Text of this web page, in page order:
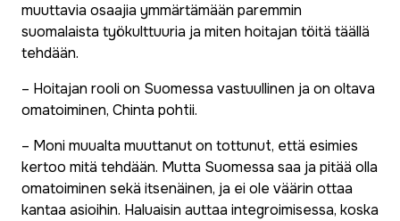
muuttavia osaajia ymmärtämään paremmin
suomalaista työkulttuuria ja miten hoitajan töitä täällä
tehdään.
– Hoitajan rooli on Suomessa vastuullinen ja on oltava
omatoiminen, Chinta pohtii.
– Moni muualta muuttanut on tottunut, että esimies
kertoo mitä tehdään. Mutta Suomessa saa ja pitää olla
omatoiminen sekä itsenäinen, ja ei ole väärin ottaa
kantaa asioihin. Haluaisin auttaa integroimisessa, koska